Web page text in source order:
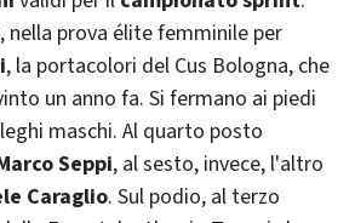
nella prova élitefemminile per
, la portacolori del Cus Bologna, che
un anno fa. Si fermano ai piedi
maschi. Al quarto posto
Seppi, al sesto, invece, l'altro
Caraglio. Sul podio, al terzo